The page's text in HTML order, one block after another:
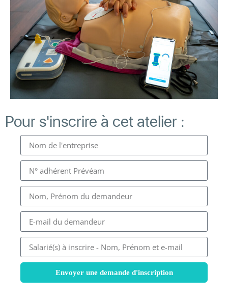
Pour s'inscrire à cet atelier :
Envoyer une demande d'inscription